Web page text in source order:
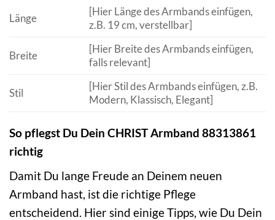
Länge
[Hier Länge des Armbands einfügen,
z.B. 19 cm, verstellbar]
Breite
[Hier Breite des Armbands einfügen,
falls relevant]
Stil
[Hier Stil des Armbands einfügen, z.B.
Modern, Klassisch, Elegant]
So pflegst Du Dein CHRIST Armband 88313861
richtig
Damit Du lange Freude an Deinem neuen
Armband hast, ist die richtige Pflege
entscheidend. Hier sind einige Tipps, wie Du Dein